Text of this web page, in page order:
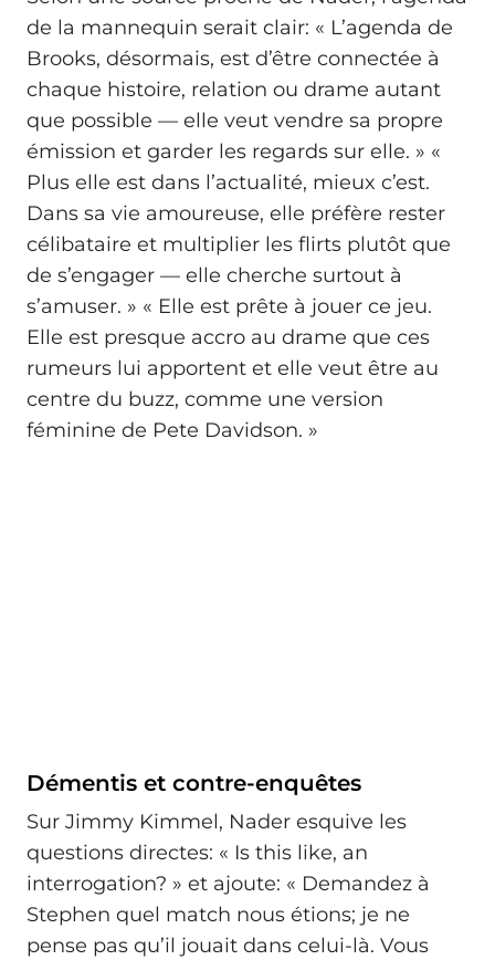
de la mannequin serait clair: « L’agenda de
Brooks, désormais, est d’être connectée à
chaque histoire, relation ou drame autant
que possible — elle veut vendre sa propre
émission et garder les regards sur elle. » «
Plus elle est dans l’actualité, mieux c’est.
Dans sa vie amoureuse, elle préfère rester
célibataire et multiplier les flirts plutôt que
de s’engager — elle cherche surtout à
s’amuser. » « Elle est prête à jouer ce jeu.
Elle est presque accro au drame que ces
rumeurs lui apportent et elle veut être au
centre du buzz, comme une version
féminine de Pete Davidson. »
Démentis et contre-enquêtes
Sur Jimmy Kimmel, Nader esquive les
questions directes: « Is this like, an
interrogation? » et ajoute: « Demandez à
Stephen quel match nous étions; je ne
pense pas qu’il jouait dans celui-là. Vous